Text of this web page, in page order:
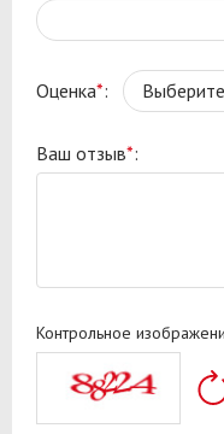
Оценка*:
Ваш отзыв*:
Контрольное